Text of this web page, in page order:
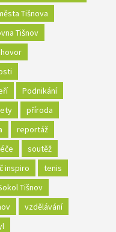
Tišnova
Tišnov
Podnikání
příroda
reportáž
soutěž
inspiro
tenis
Tišnov
vzdělávání